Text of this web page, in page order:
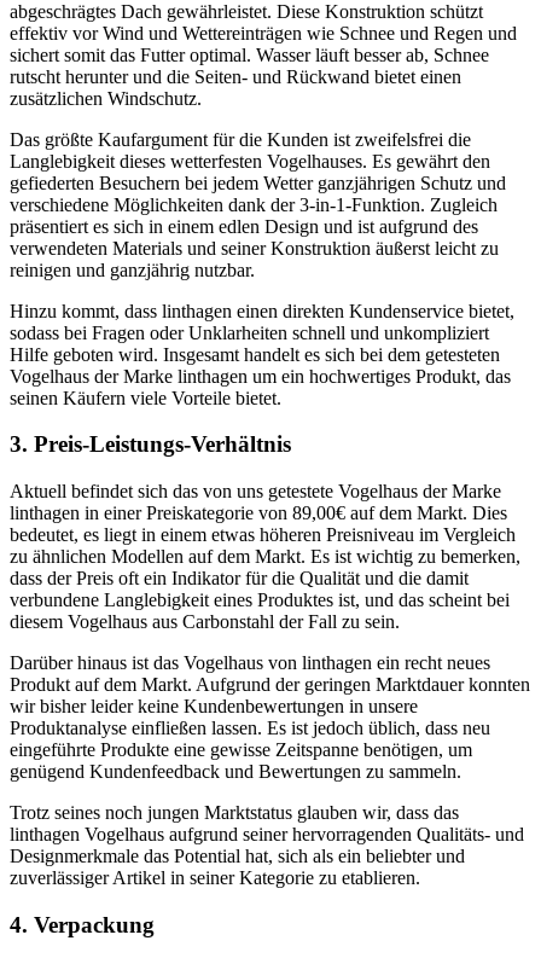
abgeschrägtes Dach gewährleistet. Diese Konstruktion schützt
effektiv vor Wind und Wettereinträgen wie Schnee und Regen und
sichert somit das Futter optimal. Wasser läuft besser ab, Schnee
rutscht herunter und die Seiten- und Rückwand bietet einen
zusätzlichen Windschutz.
Das größte Kaufargument für die Kunden ist zweifelsfrei die
Langlebigkeit dieses wetterfesten Vogelhauses. Es gewährt den
gefiederten Besuchern bei jedem Wetter ganzjährigen Schutz und
verschiedene Möglichkeiten dank der 3-in-1-Funktion. Zugleich
präsentiert es sich in einem edlen Design und ist aufgrund des
verwendeten Materials und seiner Konstruktion äußerst leicht zu
reinigen und ganzjährig nutzbar.
Hinzu kommt, dass linthagen einen direkten Kundenservice bietet,
sodass bei Fragen oder Unklarheiten schnell und unkompliziert
Hilfe geboten wird. Insgesamt handelt es sich bei dem getesteten
Vogelhaus der Marke linthagen um ein hochwertiges Produkt, das
seinen Käufern viele Vorteile bietet.
3. Preis-Leistungs-Verhältnis
Aktuell befindet sich das von uns getestete Vogelhaus der Marke
linthagen in einer Preiskategorie von 89,00€ auf dem Markt. Dies
bedeutet, es liegt in einem etwas höheren Preisniveau im Vergleich
zu ähnlichen Modellen auf dem Markt. Es ist wichtig zu bemerken,
dass der Preis oft ein Indikator für die Qualität und die damit
verbundene Langlebigkeit eines Produktes ist, und das scheint bei
diesem Vogelhaus aus Carbonstahl der Fall zu sein.
Darüber hinaus ist das Vogelhaus von linthagen ein recht neues
Produkt auf dem Markt. Aufgrund der geringen Marktdauer konnten
wir bisher leider keine Kundenbewertungen in unsere
Produktanalyse einfließen lassen. Es ist jedoch üblich, dass neu
eingeführte Produkte eine gewisse Zeitspanne benötigen, um
genügend Kundenfeedback und Bewertungen zu sammeln.
Trotz seines noch jungen Marktstatus glauben wir, dass das
linthagen Vogelhaus aufgrund seiner hervorragenden Qualitäts- und
Designmerkmale das Potential hat, sich als ein beliebter und
zuverlässiger Artikel in seiner Kategorie zu etablieren.
4. Verpackung